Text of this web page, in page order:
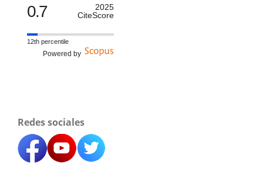
0.7
2025
CiteScore
12th percentile
Powered by
Redes sociales